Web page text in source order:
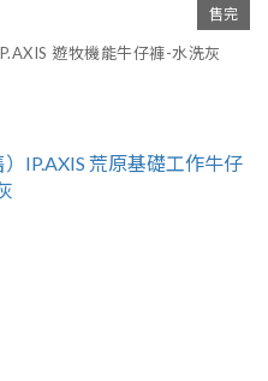
售完
（完售）IP.AXIS 遊牧機能牛仔褲-水洗灰